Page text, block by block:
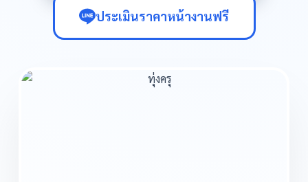
ประเมินราคาหน้างานฟรี